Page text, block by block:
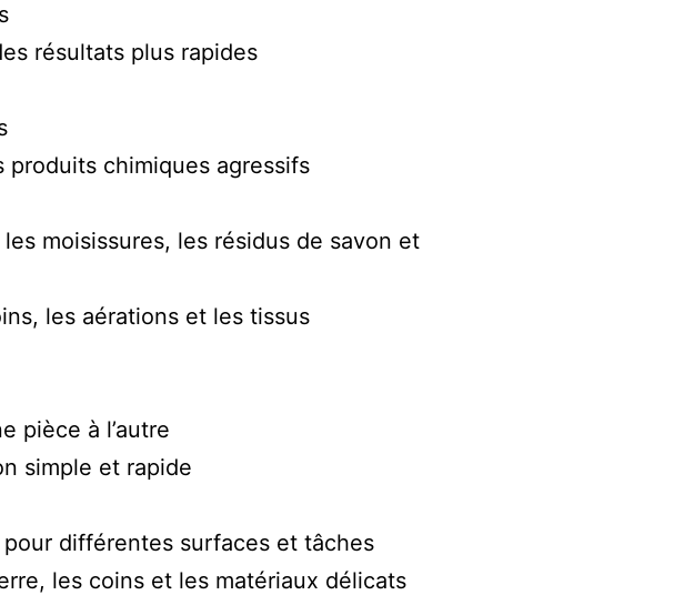
résultats plus rapides
chimiques agressifs
moisissures, les résidus de savon et
les aérations et les tissus
pièce à l’autre
simple et rapide
pour différentes surfaces et tâches
les coins et les matériaux délicats